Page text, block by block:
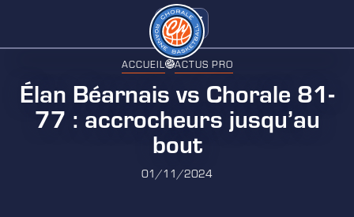
ACCUEIL ACTUS PRO
Élan Béarnais vs Chorale 81-
77 : accrocheurs jusqu’au
bout
01/11/2024